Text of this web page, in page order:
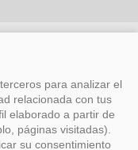
Europeo de Desarrollo
de las pymes
tecnológico, la